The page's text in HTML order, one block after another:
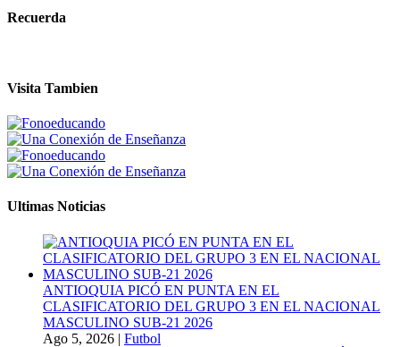
Recuerda
Visita Tambien
Ultimas Noticias
ANTIOQUIA PICÓ EN PUNTA EN EL
CLASIFICATORIO DEL GRUPO 3 EN EL NACIONAL
MASCULINO SUB-21 2026
Ago 5, 2026 | Futbol